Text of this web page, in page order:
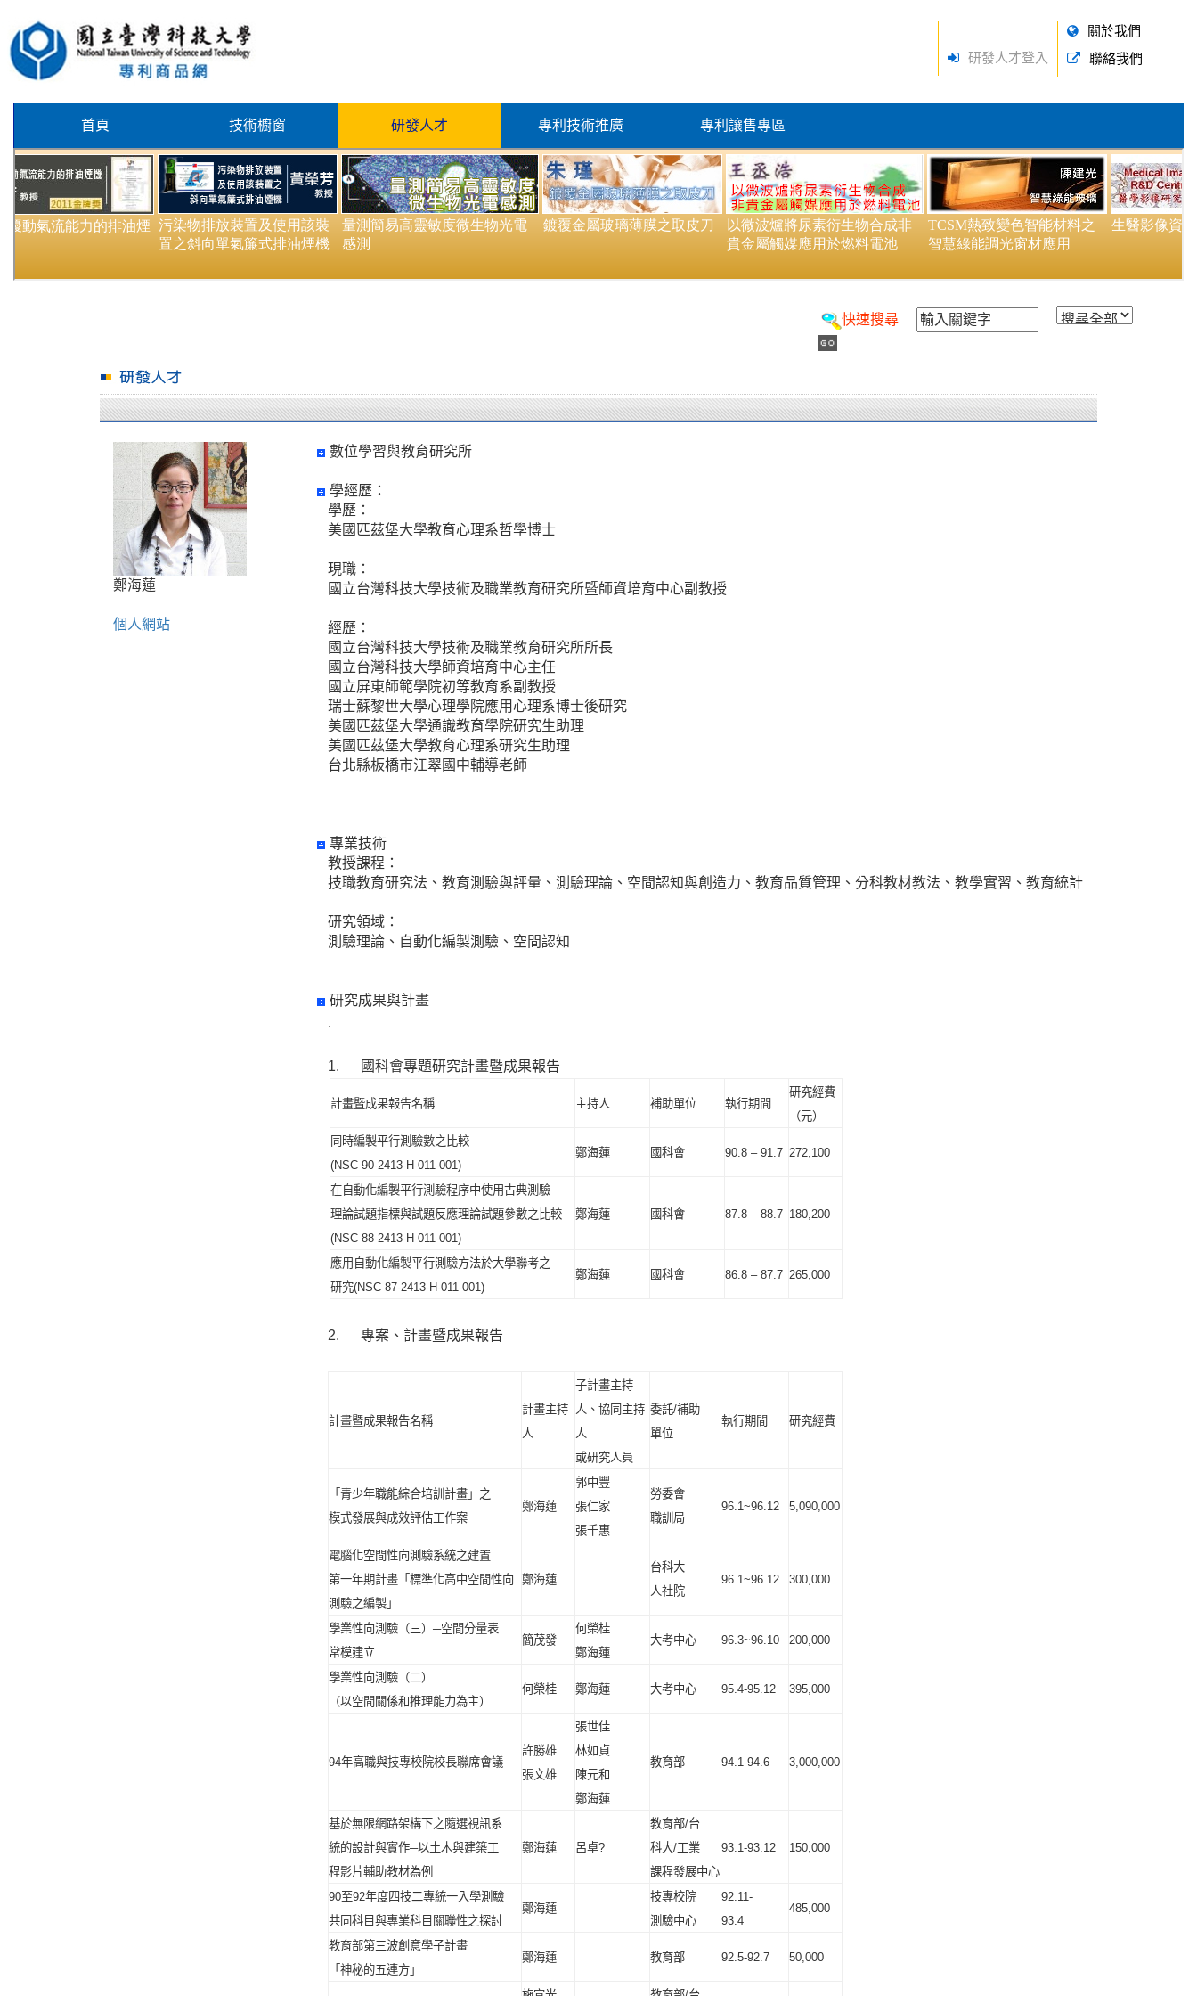
研發人才登入
關於我們
聯絡我們
首頁 技術櫥窗 研發人才 專利技術推廣 專利讓售專區
快速搜尋
鄭海蓮
個人網站
數位學習與教育研究所
學經歷：
學歷：
美國匹茲堡大學教育心理系哲學博士
現職：
國立台灣科技大學技術及職業教育研究所暨師資培育中心副教授
經歷：
國立台灣科技大學技術及職業教育研究所所長
國立台灣科技大學師資培育中心主任
國立屏東師範學院初等教育系副教授
瑞士蘇黎世大學心理學院應用心理系博士後研究
美國匹茲堡大學通識教育學院研究生助理
美國匹茲堡大學教育心理系研究生助理
台北縣板橋市江翠國中輔導老師
專業技術
教授課程：
技職教育研究法、教育測驗與評量、測驗理論、空間認知與創造力、教育品質管理、分科教材教法、教學實習、教育統計
研究領域：
測驗理論、自動化編製測驗、空間認知
研究成果與計畫
.
1. 國科會專題研究計畫暨成果報告
計畫暨成果報告名稱 主持人 補助單位 執行期間
研究經費
（元）
同時編製平行測驗數之比較
(NSC 90-2413-H-011-001)
鄭海蓮 國科會 90.8 – 91.7 272,100
在自動化編製平行測驗程序中使用古典測驗
理論試題指標與試題反應理論試題參數之比較
(NSC 88-2413-H-011-001)
鄭海蓮 國科會 87.8 – 88.7 180,200
應用自動化編製平行測驗方法於大學聯考之
研究(NSC 87-2413-H-011-001)
鄭海蓮 國科會 86.8 – 87.7 265,000
2. 專案、計畫暨成果報告
計畫暨成果報告名稱
計畫主持
人
子計畫主持
人、協同主持
人
或研究人員
委託/補助
單位
執行期間 研究經費
「青少年職能綜合培訓計畫」之
模式發展與成效評估工作案
鄭海蓮
郭中豐
張仁家
張千惠
勞委會
職訓局
96.1~96.12 5,090,000
電腦化空間性向測驗系統之建置
第一年期計畫「標準化高中空間性向
測驗之編製」
鄭海蓮
台科大
人社院
96.1~96.12 300,000
學業性向測驗（三）─空間分量表
常模建立
簡茂發
何榮桂
鄭海蓮
大考中心 96.3~96.10 200,000
學業性向測驗（二）
（以空間關係和推理能力為主）
何榮桂 鄭海蓮 大考中心 95.4-95.12 395,000
94年高職與技專校院校長聯席會議
許勝雄
張文雄
張世佳
林如貞
陳元和
鄭海蓮
教育部 94.1-94.6 3,000,000
基於無限網路架構下之隨選視訊系
統的設計與實作─以土木與建築工
程影片輔助教材為例
鄭海蓮 呂卓?
教育部/台
科大/工業
課程發展中心
93.1-93.12 150,000
90至92年度四技二專統一入學測驗
共同科目與專業科目關聯性之探討
鄭海蓮
技專校院
測驗中心
92.11-
93.4
485,000
教育部第三波創意學子計畫
「神秘的五連方」
鄭海蓮 教育部 92.5-92.7 50,000